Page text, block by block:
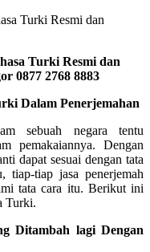
Turki Resmi dan
0877 2768 8883
Dalam Penerjemahan
sebuah negara tentu
pemakaiannya. Dengan
dapat sesuai dengan tata
tiap jasa penerjemah
tata cara itu. Berikut ini
Turki.
Ditambah lagi Dengan